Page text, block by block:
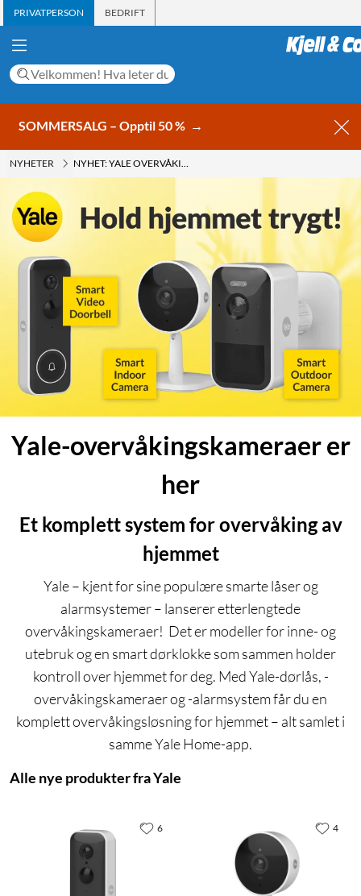
PRIVATPERSON BEDRIFT
SOMMERSALG – Opptil 50 % →
NYHETER NYHET: YALE OVERVÅKINGSKAMERAER
Yale-overvåkingskameraer er
her
Et komplett system for overvåking av
hjemmet
Yale – kjent for sine populære smarte låser og
alarmsystemer – lanserer etterlengtede
overvåkingskameraer! Det er modeller for inne- og
utebruk og en smart dørklokke som sammen holder
kontroll over hjemmet for deg. Med Yale-dørlås, -
overvåkingskameraer og -alarmsystem får du en
komplett overvåkingsløsning for hjemmet – alt samlet i
samme Yale Home-app.
Alle nye produkter fra Yale
6 4